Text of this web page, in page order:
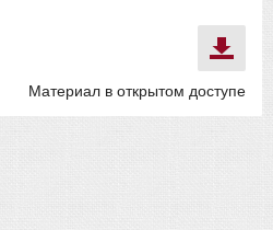
Материал в открытом доступе